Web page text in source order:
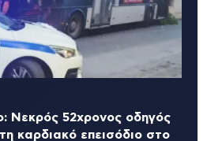
Νεκρός 52χρονος οδηγός
καρδιακό επεισόδιο στο